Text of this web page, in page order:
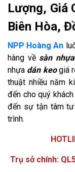
Lượng, Giá
Biên Hòa,
NPP Hoàng An
hàng về sàn
nhựa dán keogiá
thuật nhiều năm
đến cho quý
đến sự tận tâm
trình.
Trụ sở chính: